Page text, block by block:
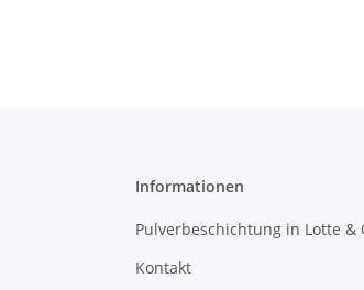
Informationen
Pulverbeschichtung in Lotte &
Kontakt